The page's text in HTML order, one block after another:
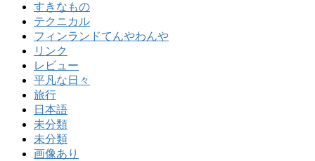
すきなもの
テクニカル
フィンランドてんやわんや
リンク
レビュー
平凡な日々
旅行
日本語
未分類
未分類
画像あり